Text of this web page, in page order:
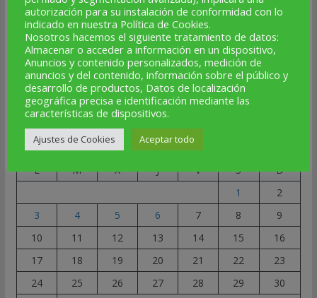
Facebook InstagramTelegramX YouTube Correo electrónico
★
NOTICIAS AL DÍA
agosto 2026
L
M X J V S
D
1
2
3
4 5 6 7 8
9
10
11 12 13 14 15
16
17
18 19 20 21 22
23
24
25 26 27 28 29
30
autorización para su instalación de conformidad con lo
indicado en nuestra Política de Cookies.
Nosotros hacemos el siguiente tratamiento de datos:
Almacenar o acceder a información en un dispositivo,
Anuncios y contenido personalizados, medición de
anuncios y del contenido, información sobre el público y
desarrollo de productos, Datos de localización
geográfica precisa e identificación mediante las
características de dispositivos.
Ajustes de Cookies Aceptar todo